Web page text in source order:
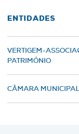
ENTIDADES
VERTIGEM-
PATRIMÓNIO
CÂMARA